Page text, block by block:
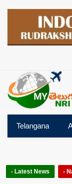
Telangana
- Latest News -